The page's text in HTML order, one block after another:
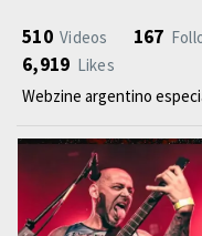
510 Videos 167
6,919 Likes
Webzine argentino